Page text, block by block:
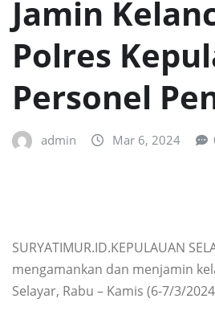
Jamin
Polres
Personel
admin Mar 6, 2024
SURYATIMUR.ID.KEPULAUAN
mengamankan dan menjamin
Selayar, Rabu – Kamis (6-7/3/